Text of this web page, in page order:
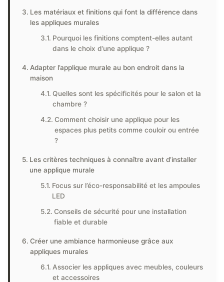
Les matériaux et finitions qui font la différence dans
les appliques murales
Pourquoi les finitions comptent-elles autant
dans le choix d’une applique ?
Adapter l’applique murale au bon endroit dans la
maison
Quelles sont les spécificités pour le salon et la
chambre ?
Comment choisir une applique pour les
espaces plus petits comme couloir ou entrée
?
Les critères techniques à connaître avant d’installer
une applique murale
Focus sur l’éco-responsabilité et les ampoules
LED
Conseils de sécurité pour une installation
fiable et durable
Créer une ambiance harmonieuse grâce aux
appliques murales
Associer les appliques avec meubles, couleurs
et accessoires